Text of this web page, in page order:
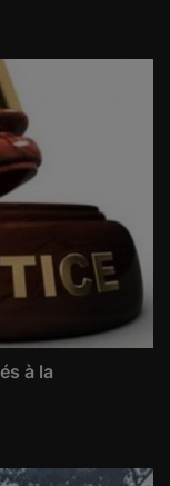
à la